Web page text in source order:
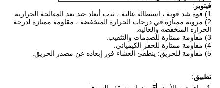
فيتوير:
1) قوة شد قوية ، استطالة عالية ، ثبات أبعاد جيد بعد المعالجة الحرارية.
2) مرونة ممتازة في درجات الحرارة المنخفضة ، مقاومة ممتازة لدرجة
الحرارة المنخفضة والعالية.
3) مقاومة ممتازة للصدمات والتثقيب.
4) مقاومة ممتازة للحفر الكيميائي.
5) مقاومة للحريق: ينطفئ الغشاء فور إبعاده عن مصدر الحريق.
تطبيق: